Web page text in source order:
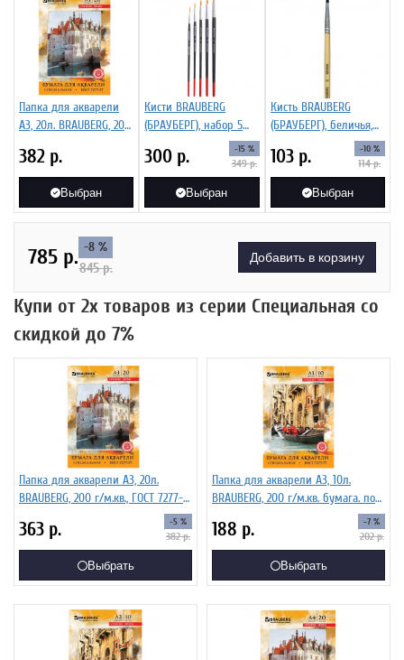
Папка для акварели
А3, 20л. BRAUBERG, 200
382 р.
Выбран
Кисти BRAUBERG
(БРАУБЕРГ), набор 5
шт. (синтетическая
круглая № 1, 2, 3, 4, 5),
блистер
300 р. -15 %
349р.
Выбран
Кисть BRAUBERG
(БРАУБЕРГ), беличья,
103 р. -10 %
114р.
Выбран
785 р. -8 %
845р.
Добавить в корзину
Купи от 2х товаров из серии Специальная со
скидкой до 7%
Папка для акварели А3, 20л.
BRAUBERG, 200 г/м.кв., ГОСТ 7277-
363 р. -5 %
382р.
Выбрать
Папка для акварели А3, 10л.
BRAUBERG, 200 г/м.кв. бумага. по
188 р. -7 %
202р.
Выбрать